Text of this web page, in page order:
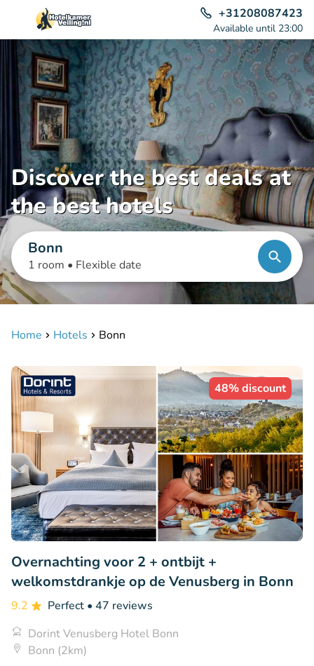
+31208087423
Available until 23:00
Discover the best deals at
the best hotels
Bonn
1 room • Flexible date
Home Hotels Bonn
48% discount
Overnachting voor 2 + ontbijt +
welkomstdrankje op de Venusberg in Bonn
9.2 Perfect • 47 reviews
Dorint Venusberg Hotel Bonn
Bonn (2km)